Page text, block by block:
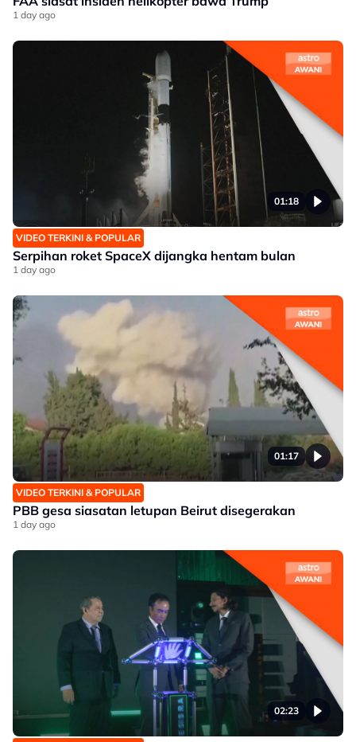
1 day ago
01:18
VIDEO TERKINI & POPULAR
Serpihan roket SpaceX dijangka hentam bulan
1 day ago
01:17
VIDEO TERKINI & POPULAR
PBB gesa siasatan letupan Beirut disegerakan
1 day ago
02:23